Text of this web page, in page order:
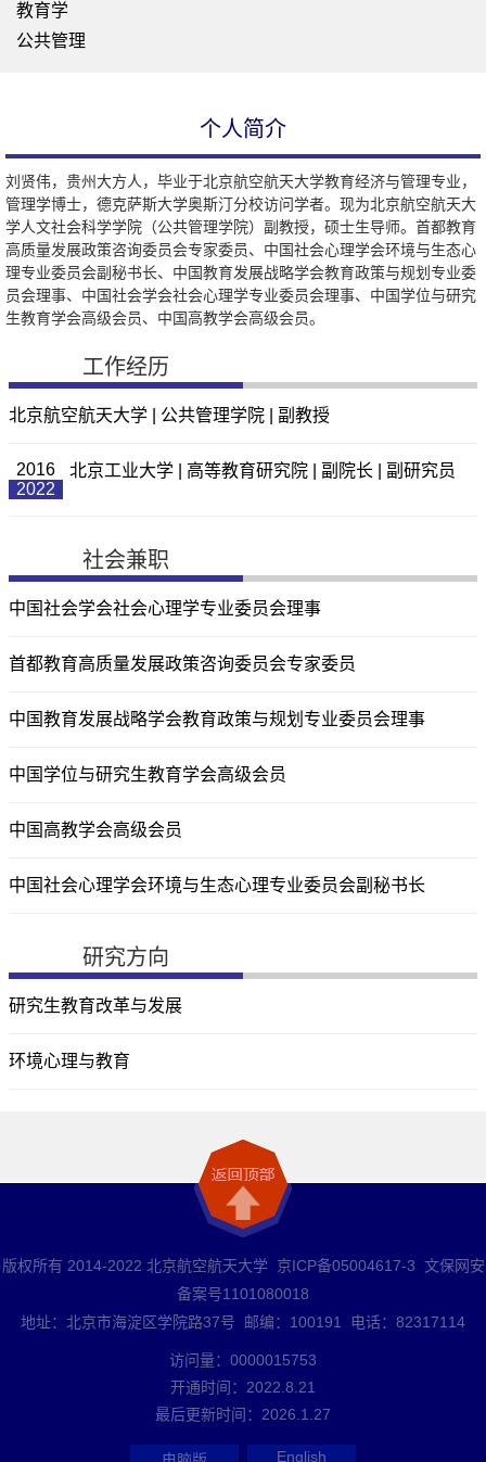
教育学
公共管理
个人简介
刘贤伟，贵州大方人，毕业于北京航空航天大学教育经济与管理专业，
管理学博士，德克萨斯大学奥斯汀分校访问学者。现为北京航空航天大
学人文社会科学学院（公共管理学院）副教授，硕士生导师。 首都教育
高质量发展政策咨询委员会专家委员、 中国社会心理学会环境与生态心
理专业委员会副秘书长、 中国教育发展战略学会教育政策与规划专业委
员会理事、 中国社会学会社会心理学专业委员会理事、 中国学位与研究
生教育学会高级会员、 中国高教学会高级会员。
工作经历
北京航空航天大学 | 公共管理学院 | 副教授
2016
2022
北京工业大学 | 高等教育研究院 | 副院长 | 副研究员
社会兼职
中国社会学会社会心理学专业委员会理事
首都教育高质量发展政策咨询委员会专家委员
中国教育发展战略学会教育政策与规划专业委员会理事
中国学位与研究生教育学会高级会员
中国高教学会高级会员
中国社会心理学会环境与生态心理专业委员会副秘书长
研究方向
研究生教育改革与发展
环境心理与教育
版权所有 2014-2022 北京航空航天大学 京ICP备05004617-3 文保网安
备案号1101080018
地址：北京市海淀区学院路37号 邮编：100191 电话：82317114
访问量： 0000015753
开通时间： 2022 8 21
最后更新时间： 2026 1 27
English